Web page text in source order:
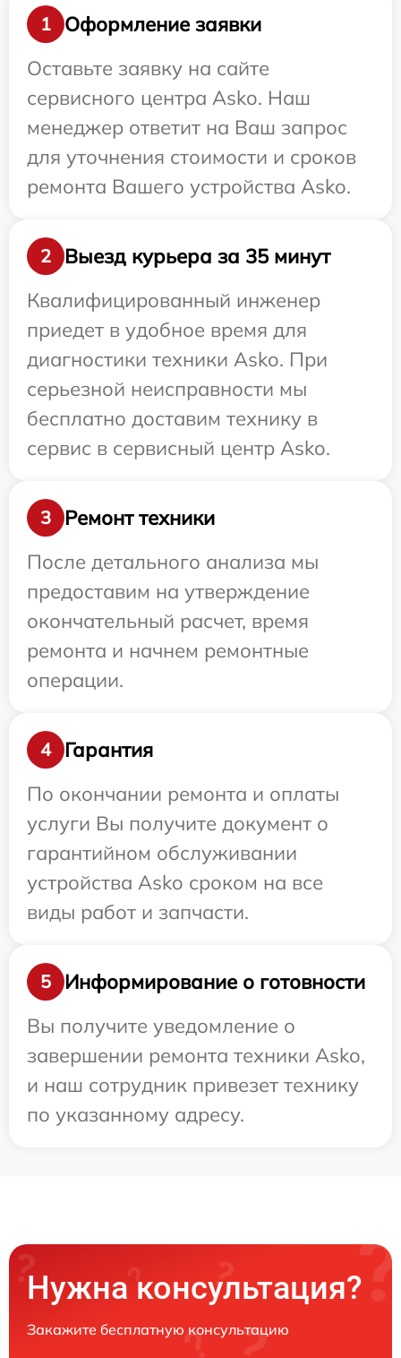
1
Оформление заявки
Оставьте заявку на сайте
сервисного центра Asko. Наш
менеджер ответит на Ваш запрос
для уточнения стоимости и сроков
ремонта Вашего устройства Asko.
2
Выезд курьера за 35 минут
Квалифицированный инженер
приедет в удобное время для
диагностики техники Asko. При
серьезной неисправности мы
бесплатно доставим технику в
сервис в сервисный центр Asko.
3
Ремонт техники
После детального анализа мы
предоставим на утверждение
окончательный расчет, время
ремонта и начнем ремонтные
операции.
4
Гарантия
По окончании ремонта и оплаты
услуги Вы получите документ о
гарантийном обслуживании
устройства Asko сроком на все
виды работ и запчасти.
5
Информирование о готовности
Вы получите уведомление о
завершении ремонта техники Asko,
и наш сотрудник привезет технику
по указанному адресу.
Нужна консультация?
Закажите бесплатную консультацию